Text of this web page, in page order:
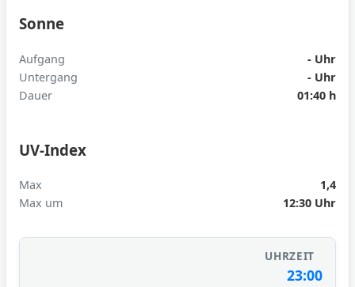
Sonne
Aufgang
- Uhr
Untergang
- Uhr
Dauer
01:40 h
UV-Index
Max
1,4
Max um
12:30 Uhr
23:00